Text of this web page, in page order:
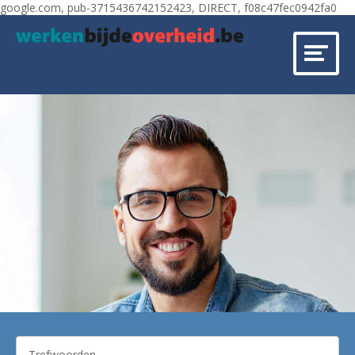
google.com, pub-3715436742152423, DIRECT, f08c47fec0942fa0